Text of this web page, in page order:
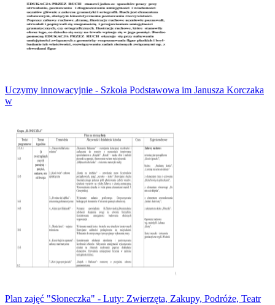
Uczymy innowacyjnie - Szkoła Podstawowa im Janusza Korczaka
w
Plan zajęć "Słoneczka" - Luty: Zwierzęta, Zakupy, Podróże, Teatr